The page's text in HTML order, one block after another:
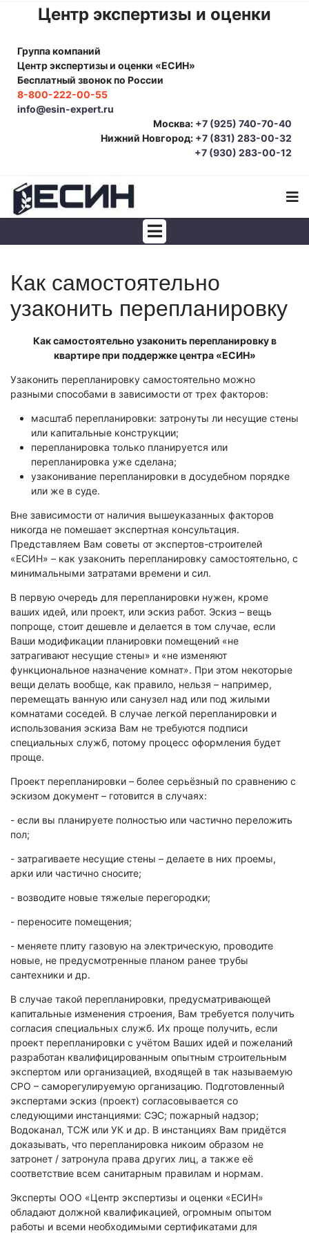
Центр экспертизы и оценки
Группа компаний
Центр экспертизы и оценки «ЕСИН»
Бесплатный звонок по России
8-800-222-00-55
info@esin-expert.ru
Москва: +7 (925) 740-70-40
Нижний Новгород: +7 (831) 283-00-32
+7 (930) 283-00-12
Почерковедческая экспертиза
Товароведческая экспертиза
Экономическая экспертиза
Автотехническая экспертиза
Экспертиза электробытовой техники
Экспертиза по технике безопасности
Электротехническая экспертиза
Фоноскопическая экспертиза
Экспертиза видео- и звукозаписей
Автороведческая экспертиза
Психологическая экспертиза
Компьютерно-техническая экспертиза
Пожарно-техническая экспертиза
Экологическая экспертиза
Физико-химическая экспертиза
Экспертиза изделий из металлов
Юридико-лингвистическая экспертиза
Юридическая экспертиза
Исследования на полиграфе
Комплексная экспертиза
Геммологическая экспертиза (ювелирная)
Приемка квартиры
Как самостоятельно
узаконить перепланировку
Как самостоятельно узаконить перепланировку в
квартире при поддержке центра «ЕСИН»
Узаконить перепланировку самостоятельно можно
разными способами в зависимости от трех факторов:
масштаб перепланировки: затронуты ли несущие стены
или капитальные конструкции;
перепланировка только планируется или
перепланировка уже сделана;
узаконивание перепланировки в досудебном порядке
или же в суде.
Вне зависимости от наличия вышеуказанных факторов
никогда не помешает экспертная консультация.
Представляем Вам советы от экспертов-строителей
«ЕСИН» – как узаконить перепланировку самостоятельно, с
минимальными затратами времени и сил.
В первую очередь для перепланировки нужен, кроме
ваших идей, или проект, или эскиз работ. Эскиз – вещь
попроще, стоит дешевле и делается в том случае, если
Ваши модификации планировки помещений «не
затрагивают несущие стены» и «не изменяют
функциональное назначение комнат». При этом некоторые
вещи делать вообще, как правило, нельзя – например,
перемещать ванную или санузел над или под жилыми
комнатами соседей. В случае легкой перепланировки и
использования эскиза Вам не требуются подписи
специальных служб, потому процесс оформления будет
проще.
Проект перепланировки – более серьёзный по сравнению с
эскизом документ – готовится в случаях:
- если вы планируете полностью или частично переложить
пол;
- затрагиваете несущие стены – делаете в них проемы,
арки или частично сносите;
- возводите новые тяжелые перегородки;
- переносите помещения;
- меняете плиту газовую на электрическую, проводите
новые, не предусмотренные планом ранее трубы
сантехники и др.
В случае такой перепланировки, предусматривающей
капитальные изменения строения, Вам требуется получить
согласия специальных служб. Их проще получить, если
проект перепланировки с учётом Ваших идей и пожеланий
разработан квалифицированным опытным строительным
экспертом или организацией, входящей в так называемую
СРО – саморегулируемую организацию. Подготовленный
экспертами эскиз (проект) согласовывается со
следующими инстанциями: СЭС; пожарный надзор;
Водоканал, ТСЖ или УК и др. В инстанциях Вам придётся
доказывать, что перепланировка никоим образом не
затронет / затронула права других лиц, а также её
соответствие всем санитарным правилам и нормам.
Эксперты ООО «Центр экспертизы и оценки «ЕСИН»
обладают должной квалификацией, огромным опытом
работы и всеми необходимыми сертификатами для